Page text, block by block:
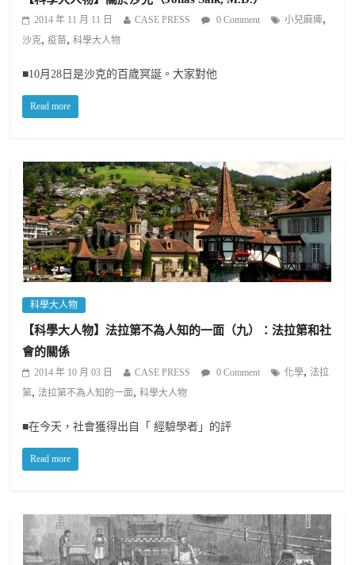
2014 年 11 月 11 日 CASE PRESS 0 Comment 小兒麻痺,
沙克,疫苗,科學大人物
■10月28日是沙克的百歲冥誕。大家對他
Read more
科學大人物
【科學大人物】法拉第不為人知的一面（九）：法拉第和社
會的關係
2014 年 10 月 03 日 CASE PRESS 0 Comment 化學, 法拉
第, 法拉第不為人知的一面,科學大人物
■在今天，社會獲得出自「 經驗學者」的評
Read more